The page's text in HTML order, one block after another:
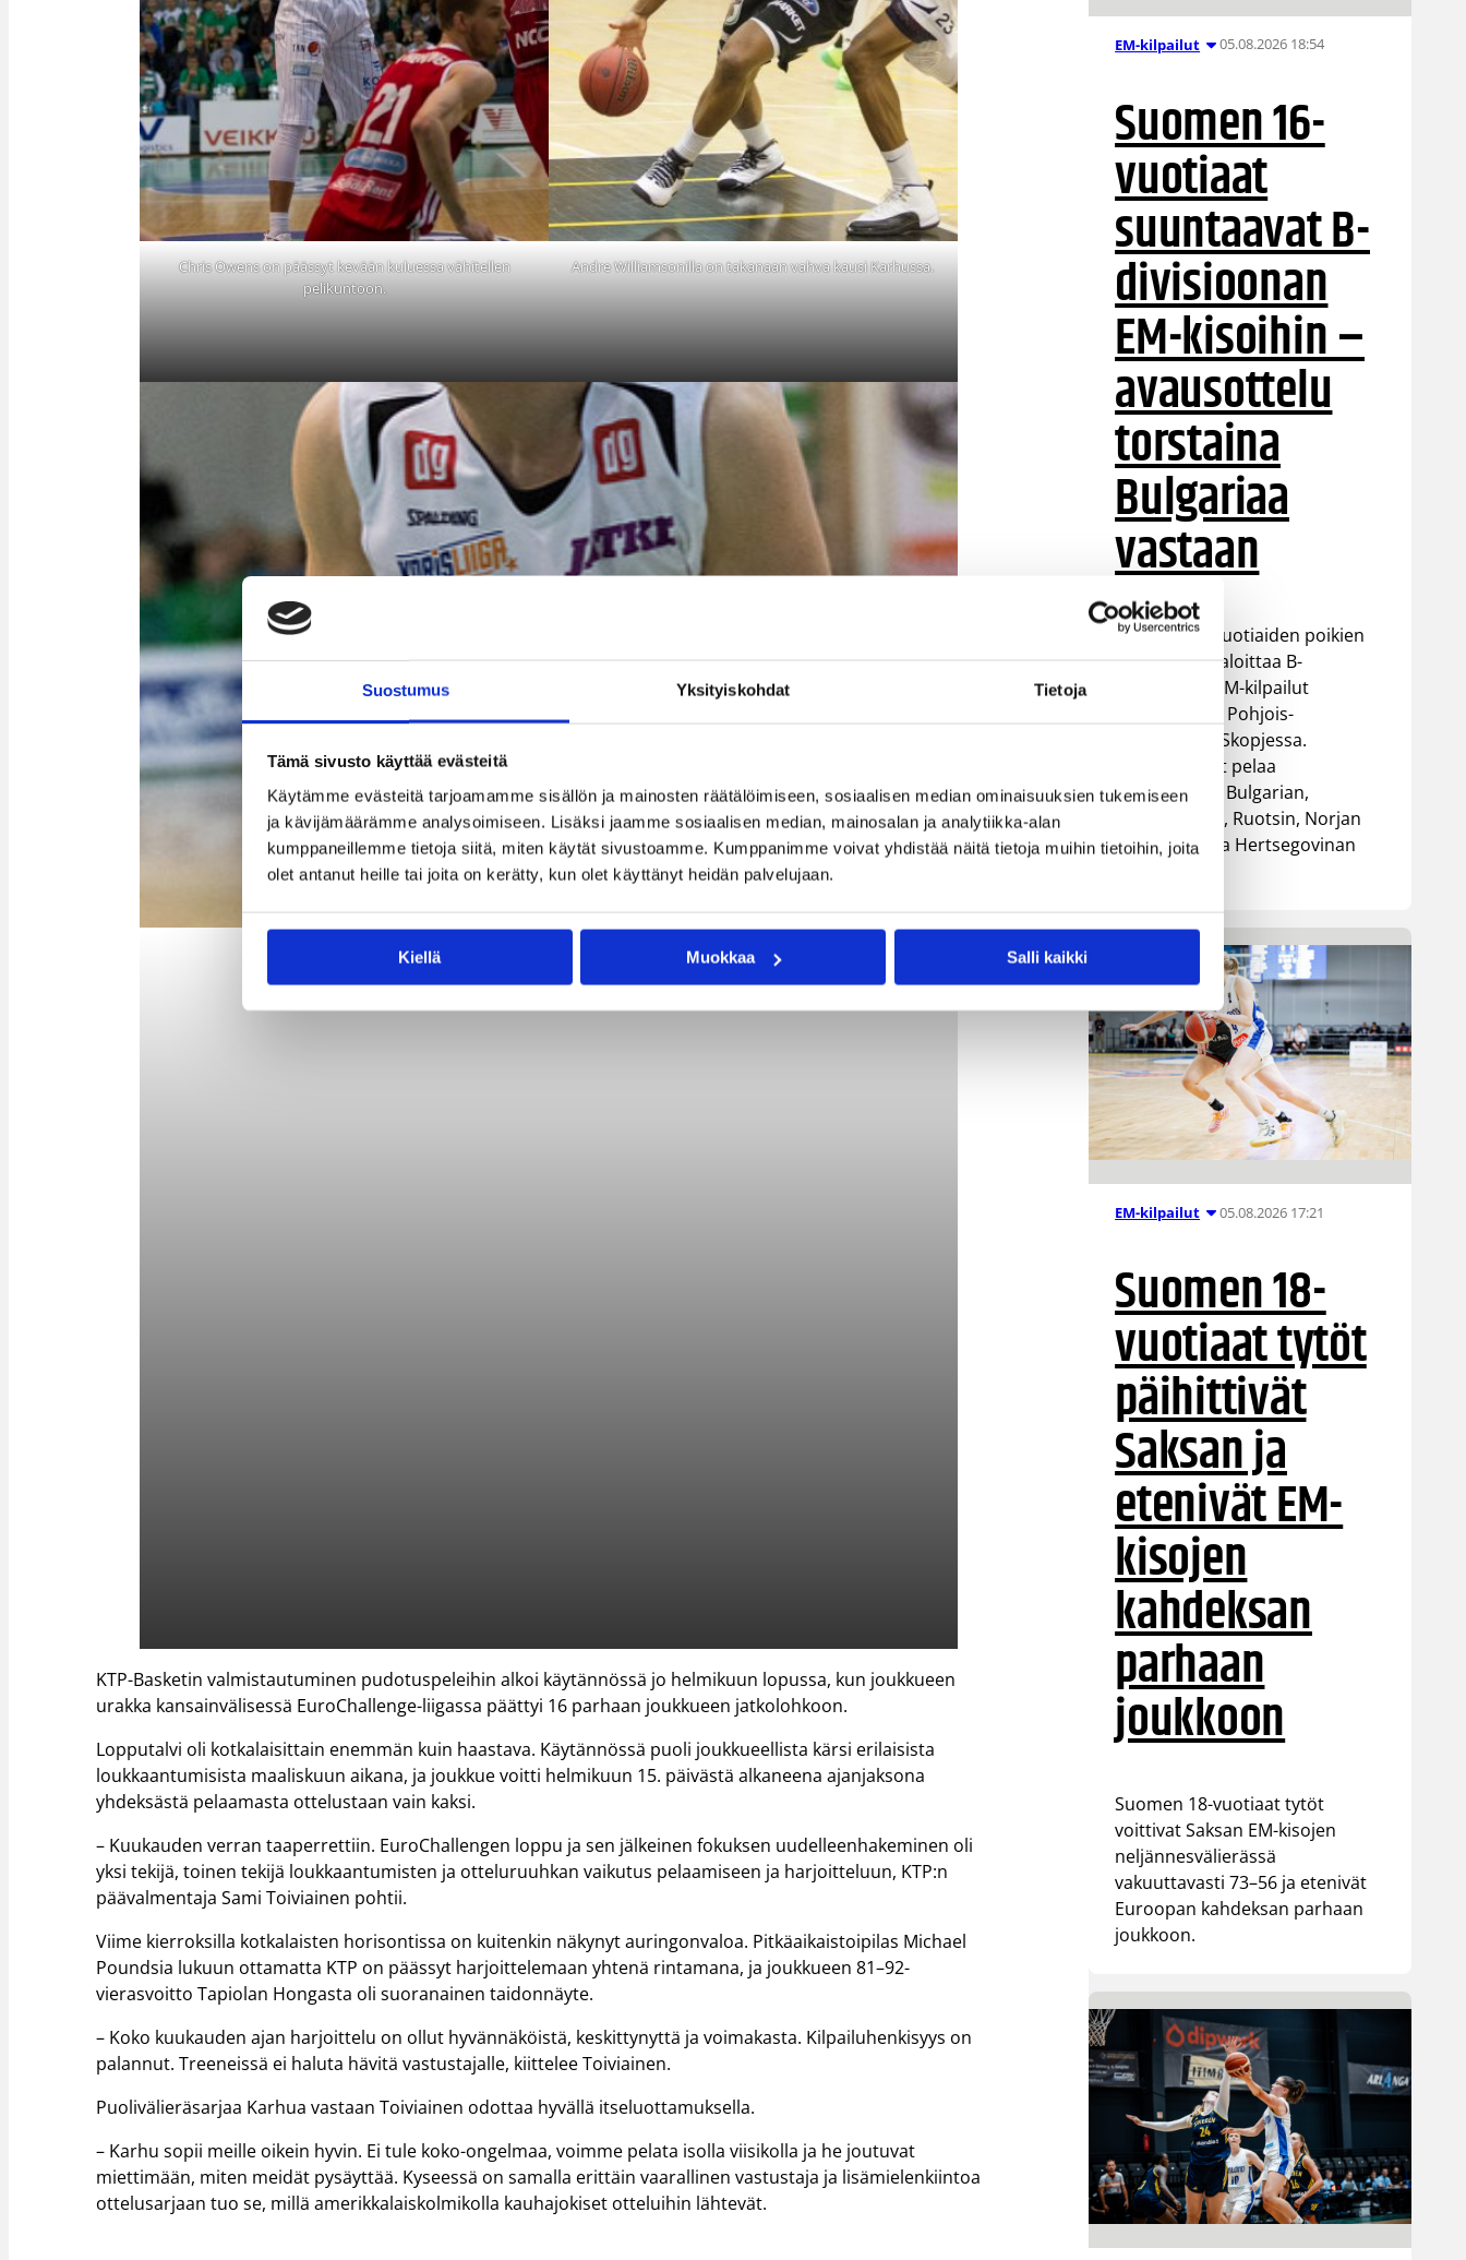
Suostumus Yksityiskohdat Tietoja
Tämä sivusto käyttää evästeitä
Käytämme evästeitä tarjoamamme sisällön ja mainosten räätälöimiseen, sosiaalisen median ominaisuuksien tukemiseen
ja kävijämäärämme analysoimiseen. Lisäksi jaamme sosiaalisen median, mainosalan ja analytiikka-alan
kumppaneillemme tietoja siitä, miten käytät sivustoamme. Kumppanimme voivat yhdistää näitä tietoja muihin tietoihin, joita
olet antanut heille tai joita on kerätty, kun olet käyttänyt heidän palvelujaan.
Kiellä Muokkaa Salli kaikki
Chris Owens on päässyt kevään kuluessa vähitellen
pelikuntoon.
Andre Williamsonilla on takanaan vahva kausi Karhussa.
Markus Molenius kuuluu kauhajokisten kotimaiseen tähdistöön. Kuvat: Kai Kilappa.
KTP-Basketin valmistautuminen pudotuspeleihin alkoi käytännössä jo helmikuun lopussa, kun joukkueen
urakka kansainvälisessä EuroChallenge-liigassa päättyi 16 parhaan joukkueen jatkolohkoon.
Lopputalvi oli kotkalaisittain enemmän kuin haastava. Käytännössä puoli joukkueellista kärsi erilaisista
loukkaantumisista maaliskuun aikana, ja joukkue voitti helmikuun 15. päivästä alkaneena ajanjaksona
yhdeksästä pelaamasta ottelustaan vain kaksi.
– Kuukauden verran taaperrettiin. EuroChallengen loppu ja sen jälkeinen fokuksen uudelleenhakeminen oli
yksi tekijä, toinen tekijä loukkaantumisten ja otteluruuhkan vaikutus pelaamiseen ja harjoitteluun, KTP:n
päävalmentaja Sami Toiviainen pohtii.
Viime kierroksilla kotkalaisten horisontissa on kuitenkin näkynyt auringonvaloa. Pitkäaikaistoipilas Michael
Poundsia lukuun ottamatta KTP on päässyt harjoittelemaan yhtenä rintamana, ja joukkueen 81–92-
vierasvoitto Tapiolan Hongasta oli suoranainen taidonnäyte.
– Koko kuukauden ajan harjoittelu on ollut hyvännäköistä, keskittynyttä ja voimakasta. Kilpailuhenkisyys on
palannut. Treeneissä ei haluta hävitä vastustajalle, kiittelee Toiviainen.
Puolivälieräsarjaa Karhua vastaan Toiviainen odottaa hyvällä itseluottamuksella.
– Karhu sopii meille oikein hyvin. Ei tule koko-ongelmaa, voimme pelata isolla viisikolla ja he joutuvat
miettimään, miten meidät pysäyttää. Kyseessä on samalla erittäin vaarallinen vastustaja ja lisämielenkiintoa
ottelusarjaan tuo se, millä amerikkalaiskolmikolla kauhajokiset otteluihin lähtevät.
EM-kilpailut 05.08.2026 18:54
Suomen 16-
vuotiaat
suuntaavat B-
divisioonan
EM-kisoihin –
avausottelu
torstaina
Bulgariaa
vastaan
Suomen 16-vuotiaiden poikien
maajoukkue aloittaa B-
divisioonan EM-kilpailut
torstaina 6.8. Pohjois-
Makedonian Skopjessa.
Sudenpennut pelaa
alkulohkossa Bulgarian,
Luxemburgin, Ruotsin, Norjan
sekä Bosnia ja Hertsegovinan
EM-kilpailut 05.08.2026 17:21
Suomen 18-
vuotiaat tytöt
päihittivät
Saksan ja
etenivät EM-
kisojen
kahdeksan
parhaan
joukkoon
Suomen 18-vuotiaat tytöt
voittivat Saksan EM-kisojen
neljännesvälierässä
vakuuttavasti 73–56 ja etenivät
Euroopan kahdeksan parhaan
joukkoon.